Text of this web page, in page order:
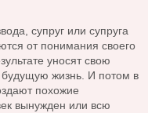
супруг или супруга
от понимания своего
уносят свою
будущую жизнь. И потом в
похожие
вынужден или всю